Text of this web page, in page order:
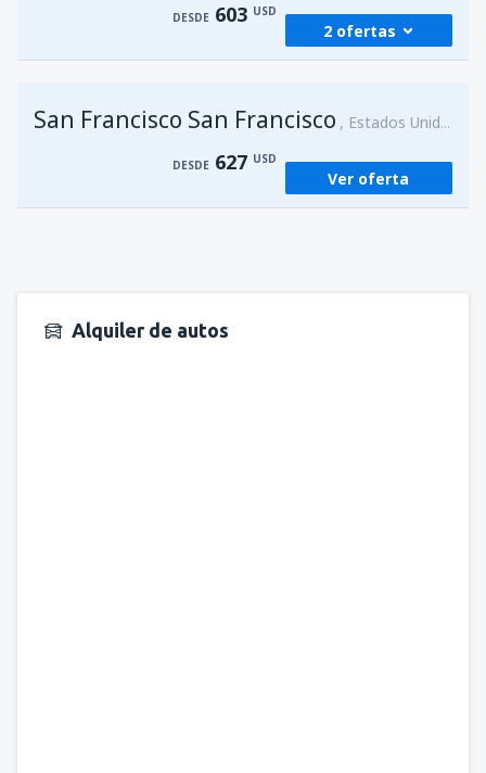
DESDE 603 USD
2 ofertas
DESDE 603 USD
(LIM)
DESDE 765USD
San Francisco San Francisco Estados Unidos
DESDE 627 USD
Ver oferta
Alquiler de autos